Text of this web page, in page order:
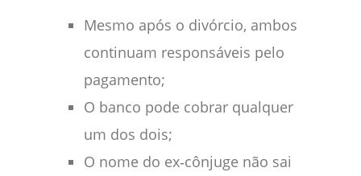
Mesmo após o divórcio, ambos
continuam responsáveis pelo
pagamento;
O banco pode cobrar qualquer
um dos dois;
O nome do ex‑cônjuge não sai